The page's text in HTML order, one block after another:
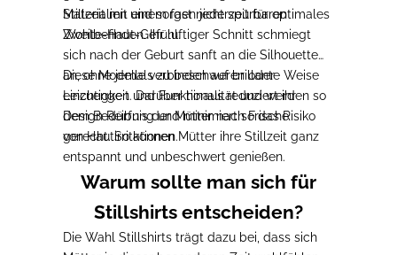
Stillzeit mit einem fast nicht spürbaren
Zweite-Haut-Gefühl.
Materialien und sorgen jederzeit für optimales
Wohlbefinden. Ihr luftiger Schnitt schmiegt
sich nach der Geburt sanft an die Silhouette
an, ohne jemals zu beschweren oder
einzuengen. Darüber hinaus reduziert ihr
Design Reibung und minimiert so das Risiko
von Hautirritationen.
Diese Modelle verbinden auf brillante Weise
Leichtigkeit und Funktionalität und werden so
dem Bedürfnis der Mütter nach Frische
gerecht. So können Mütter ihre Stillzeit ganz
entspannt und unbeschwert genießen.
Warum sollte man sich für
Stillshirts entscheiden?
Die Wahl Stillshirts trägt dazu bei, dass sich